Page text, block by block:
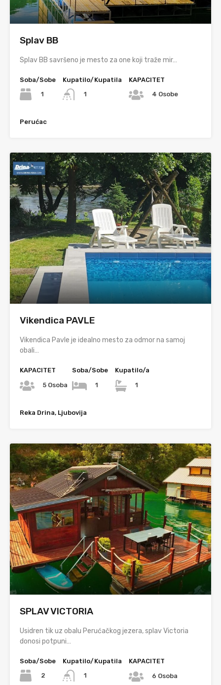
Splav BB
Splav BB savršeno je mesto za one koji traže mir…
Soba/Sobe
1
Kupatilo/Kupatila
1
KAPACITET
4 Osobe
Perućac
Vikendica PAVLE
Vikendica Pavle je idealno mesto za odmor na samoj
obali…
KAPACITET
5 Osoba
Soba/Sobe
1
Kupatilo/a
1
Reka Drina, Ljubovija
SPLAV VICTORIA
Usidren tik uz obalu Perućačkog jezera, splav Victoria
donosi potpuni…
Soba/Sobe
2
Kupatilo/Kupatila
1
KAPACITET
6 Osoba